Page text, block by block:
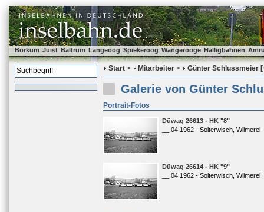
Borkum Juist Baltrum Langeoog Spiekeroog Wangerooge Halligbahnen
Start > Mitarbeiter > Günter Schlussmeier
Galerie von Günter
Portrait-Fotos
Düwag 26613 - HK "8"
__.04.1962 - Solterwisch, Wilmerei
Düwag 26614 - HK "9"
__.04.1962 - Solterwisch, Wilmerei